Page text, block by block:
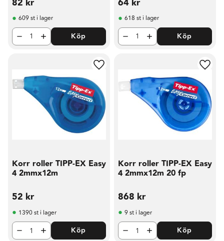
609 st i lager
Köp
618 st i lager
Köp
Korr roller TIPP-EX Easy
4 2mmx12m
52 kr
Lägg till i favoriter
1390 st i lager
Köp
Korr roller TIPP-EX Easy
4 2mmx12m 20 fp
868 kr
9 st i lager
Köp